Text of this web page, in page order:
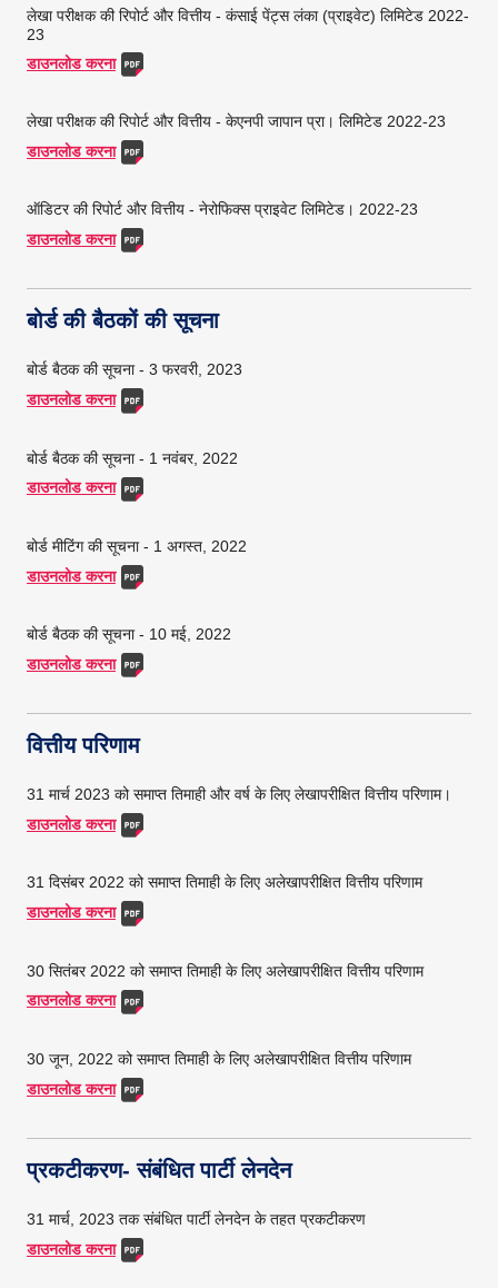
लेखा परीक्षक की रिपोर्ट और वित्तीय - कंसाई पेंट्स लंका (प्राइवेट) लिमिटेड 2022-
23
डाउनलोड करना
लेखा परीक्षक की रिपोर्ट और वित्तीय - केएनपी जापान प्रा। लिमिटेड 2022-23
डाउनलोड करना
ऑडिटर की रिपोर्ट और वित्तीय - नेरोफिक्स प्राइवेट लिमिटेड। 2022-23
डाउनलोड करना
बोर्ड की बैठकों की सूचना
बोर्ड बैठक की सूचना - 3 फरवरी, 2023
डाउनलोड करना
बोर्ड बैठक की सूचना - 1 नवंबर, 2022
डाउनलोड करना
बोर्ड मीटिंग की सूचना - 1 अगस्त, 2022
डाउनलोड करना
बोर्ड बैठक की सूचना - 10 मई, 2022
डाउनलोड करना
वित्तीय परिणाम
31 मार्च 2023 को समाप्त तिमाही और वर्ष के लिए लेखापरीक्षित वित्तीय परिणाम।
डाउनलोड करना
31 दिसंबर 2022 को समाप्त तिमाही के लिए अलेखापरीक्षित वित्तीय परिणाम
डाउनलोड करना
30 सितंबर 2022 को समाप्त तिमाही के लिए अलेखापरीक्षित वित्तीय परिणाम
डाउनलोड करना
30 जून, 2022 को समाप्त तिमाही के लिए अलेखापरीक्षित वित्तीय परिणाम
डाउनलोड करना
प्रकटीकरण- संबंधित पार्टी लेनदेन
31 मार्च, 2023 तक संबंधित पार्टी लेनदेन के तहत प्रकटीकरण
डाउनलोड करना